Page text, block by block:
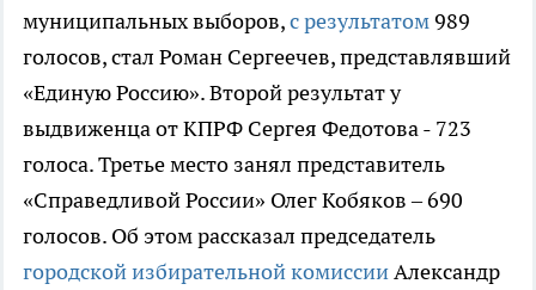
муниципальных выборов,с результатом989
голосов, стал Роман Сергеечев, представлявший
«Единую Россию». Второй результат у
выдвиженца от КПРФ Сергея Федотова - 723
голоса. Третье место занял представитель
«Справедливой России» Олег Кобяков – 690
голосов. Об этом рассказал председатель
городской избирательной комиссииАлександр